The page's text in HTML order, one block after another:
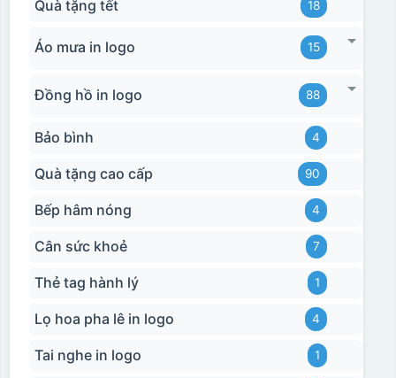
Quà tặng tết 18
Áo mưa in logo 15
Đồng hồ in logo 88
Bảo bình 4
Quà tặng cao cấp 90
Bếp hâm nóng 4
Cân sức khoẻ 7
Thẻ tag hành lý 1
Lọ hoa pha lê in logo 4
Tai nghe in logo 1